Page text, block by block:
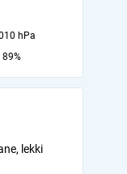
hPa
89%
lekki